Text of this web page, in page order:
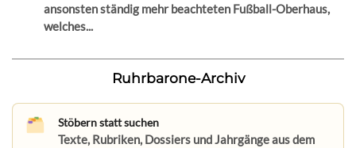
ansonsten ständig mehr beachteten Fußball-Oberhaus,
welches...
Ruhrbarone-Archiv
Stöbern statt suchen
Texte, Rubriken, Dossiers und Jahrgänge aus dem